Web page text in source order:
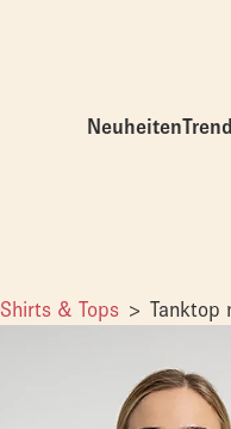
Neuheiten
Shirts & Tops Tanktop